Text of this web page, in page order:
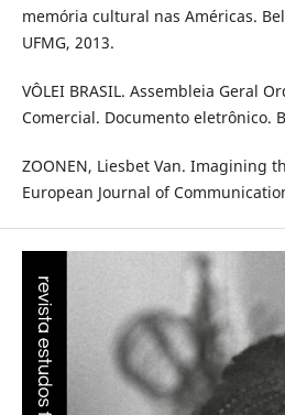
memória cultural nas Américas.
UFMG, 2013.
VÔLEI BRASIL. Assembleia Geral
Comercial. Documento eletrônico.
ZOONEN, Liesbet Van. Imagining
European Journal of